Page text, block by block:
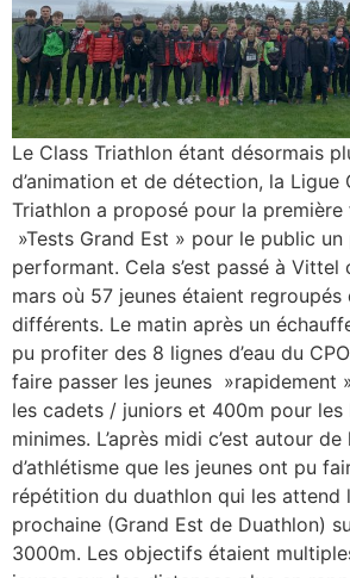
Le Class Triathlon étant désormais
d’animation et de détection, la Ligue
Triathlon a proposé pour la
»Tests Grand Est » pour le public un
performant. Cela s’est passé à Vittel
mars où 57 jeunes étaient regroupés
différents. Le matin après un
pu profiter des 8 lignes d’eau du
faire passer les jeunes »rapidement
les cadets / juniors et 400m pour les
minimes. L’après midi c’est autour
d’athlétisme que les jeunes ont pu
répétition du duathlon qui les attend
prochaine (Grand Est de Duathlon)
3000m. Les objectifs étaient